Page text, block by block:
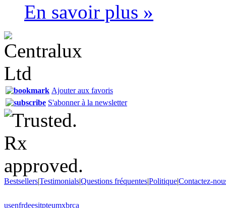
En savoir plus »
Ajouter aux favoris
S'abonner à la newsletter
Bestsellers|Testimonials|Questions fréquentes|Politique|Contactez-
usenfrdeesitpteumxbrca